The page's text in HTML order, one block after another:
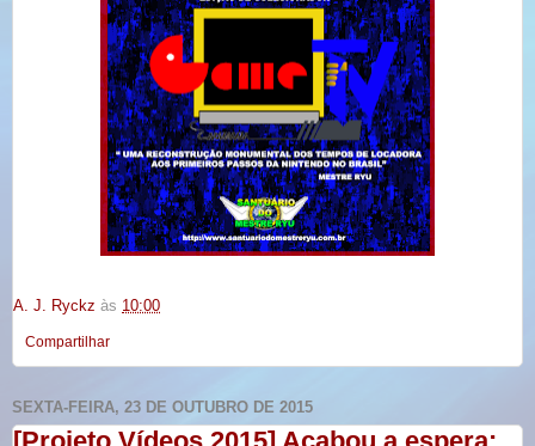
A. J. Ryckz às 10:00
Compartilhar
SEXTA-FEIRA, 23 DE OUTUBRO DE 2015